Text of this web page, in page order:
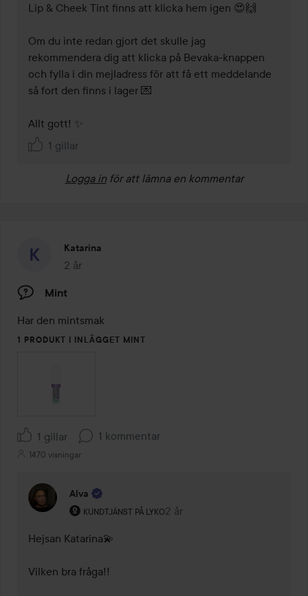
Lip & Cheek Tint finns att klicka hem igen 😍🙌
Om du inte redan gjort det skulle jag
rekommendera dig att klicka på Bevaka-knappen
och fylla i din mejladress för att få ett meddelande
så fort den finns i lager 💌
Allt gott! ✨
1 gillar
Logga in för att lämna en kommentar
Katarina
2 år
Inlägget skapades 2 år
Mint
Har den mintsmak
1 PRODUKT I INLÄGGET MINT
1 gillar 1 kommentar
1470 visningar
Alva
KUNDTJÄNST PÅ LYKO
Användarens roll: Kundtjänst på Lyko.
2 år
Kommentaren lades 2 år
Hejsan Katarina💫
Vilken bra fråga!!